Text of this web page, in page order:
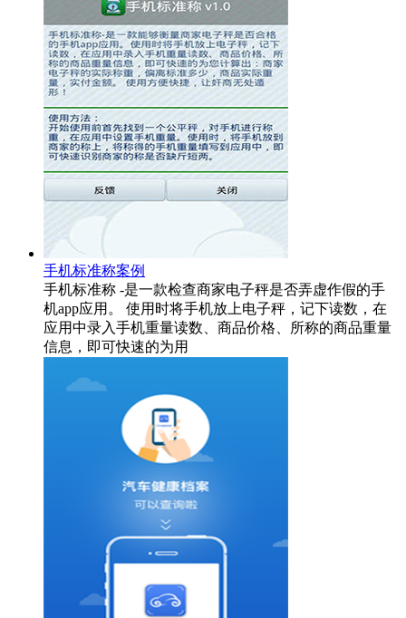
手机标准称案例
手机标准称 -是一款检查商家电子秤是否弄虚作假的手
机app应用。 使用时将手机放上电子秤，记下读数，在
应用中录入手机重量读数、商品价格、所称的商品重量
信息，即可快速的为用